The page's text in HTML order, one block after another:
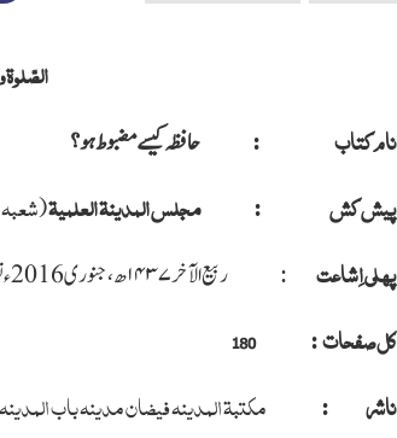
نام كتاب : حافظہ کیسے مضبوط ہو؟
پیش کش : مجلس المدینۃ العلمیۃ(
پہلی اِشاعت : ربیع الآخر ۱۴۳۷ھ، جنوری 2016 ء تعداد:15000 (پندرہ ہزار)
کل صفحات:
180
ناشر :
مکتبۃ المدینہ فیضان مدینہ باب